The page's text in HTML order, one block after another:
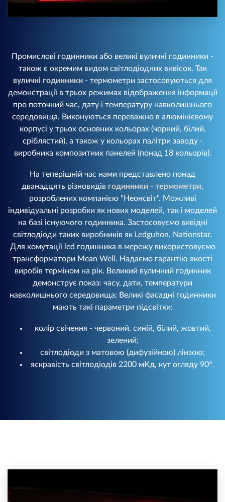
Промислові годинники або великі вуличні годинники -
також є окремим видом світлодіодних вивісок. Так
вуличні годинники - термометри застосовуються для
демонстрації в трьох режимах відображення інформації
про поточний час, дату і температуру навколишнього
середовища. Виконуються переважно в алюмінієвому
корпусі у трьох основних кольорах (чорний, білий,
сріблястий), а також у кольорах палітри заводу -
виробника композитних панелей (понад 18 кольорів).
На теперішній час нами представлено понад
дванадцять різновидів годинники - термометри,
розроблених компанією "Неонсвіт". Можливі
індивідуальні розробки як нових моделей, так і моделей
на базі існуючого годинника. Застосовуємо вивідні
світлодіоди таких виробників як Ledguhon, Nationstar.
Для комутації led годинника в мережу використовуємо
трансформатори Mean Well. Надаємо гарантію якості
виробів терміном на рік. Великий вуличний годинник
демонструє показ: часу, дати, температури
навколишнього середовища; Великі фасадні годинники
мають такі параметри підсвітки:
колір свічення - червоний, синій, білий, жовтий,
зелений;
світлодіоди з матовою (дифузійною) лінзою;
яскравість світлодіодів 2200 мКд, кут огляду 90°.